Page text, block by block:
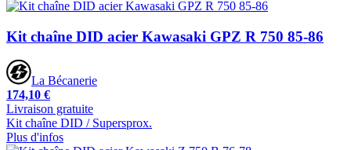
Kit chaîne DID acier Kawasaki GPZ R 750 85-86
La Bécanerie
174,10 €
Livraison gratuite
Kit chaîne DID / Supersprox.
Plus d'infos